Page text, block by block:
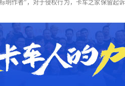
明作者”，对于侵权行为，卡车之家保留起诉